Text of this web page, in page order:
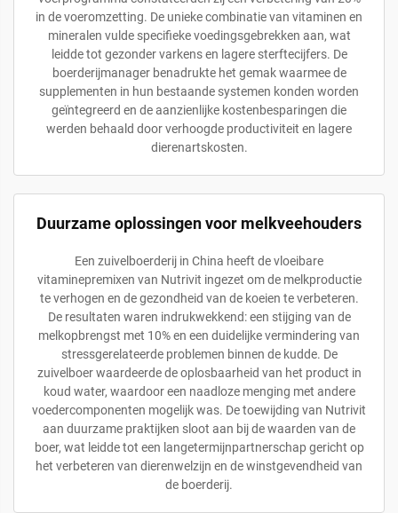
in de voeromzetting. De unieke combinatie van vitaminen en
mineralen vulde specifieke voedingsgebrekken aan, wat
leidde tot gezonder varkens en lagere sterftecijfers. De
boerderijmanager benadrukte het gemak waarmee de
supplementen in hun bestaande systemen konden worden
geïntegreerd en de aanzienlijke kostenbesparingen die
werden behaald door verhoogde productiviteit en lagere
dierenartskosten.
Duurzame oplossingen voor melkveehouders
Een zuivelboerderij in China heeft de vloeibare
vitaminepremixen van Nutrivit ingezet om de melkproductie
te verhogen en de gezondheid van de koeien te verbeteren.
De resultaten waren indrukwekkend: een stijging van de
melkopbrengst met 10% en een duidelijke vermindering van
stressgerelateerde problemen binnen de kudde. De
zuivelboer waardeerde de oplosbaarheid van het product in
koud water, waardoor een naadloze menging met andere
voedercomponenten mogelijk was. De toewijding van Nutrivit
aan duurzame praktijken sloot aan bij de waarden van de
boer, wat leidde tot een langetermijnpartnerschap gericht op
het verbeteren van dierenwelzijn en de winstgevendheid van
de boerderij.